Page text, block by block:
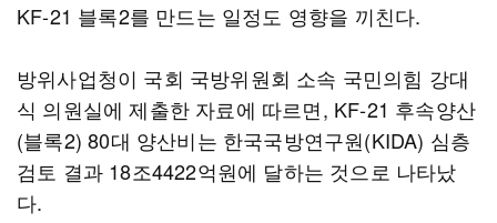
KF-21 블록2를 만드는 일정도 영향을 끼친다.
방위사업청이 국회 국방위원회 소속 국민의힘 강대
식 의원실에 제출한 자료에 따르면, KF-21 후속양산
(블록2) 80대 양산비는 한국국방연구원(KIDA) 심층
검토 결과 18조4422억원에 달하는 것으로 나타났
다.